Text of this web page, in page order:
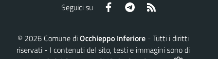
Seguici su Facebook Telegram
© 2026 Comune diOcchieppo Inferiore - Tutti i diritti
riservati - I contenuti del sito, testi e immagini sono di